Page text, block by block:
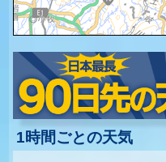
1時間ごとの天気